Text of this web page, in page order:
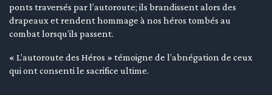
ponts traversés par l’autoroute; ils brandissent alors des
drapeaux et rendent hommage à nos héros tombés au
combat lorsqu’ils passent.
« L’autoroute des Héros » témoigne de l’abnégation de ceux
qui ont consenti le sacrifice ultime.